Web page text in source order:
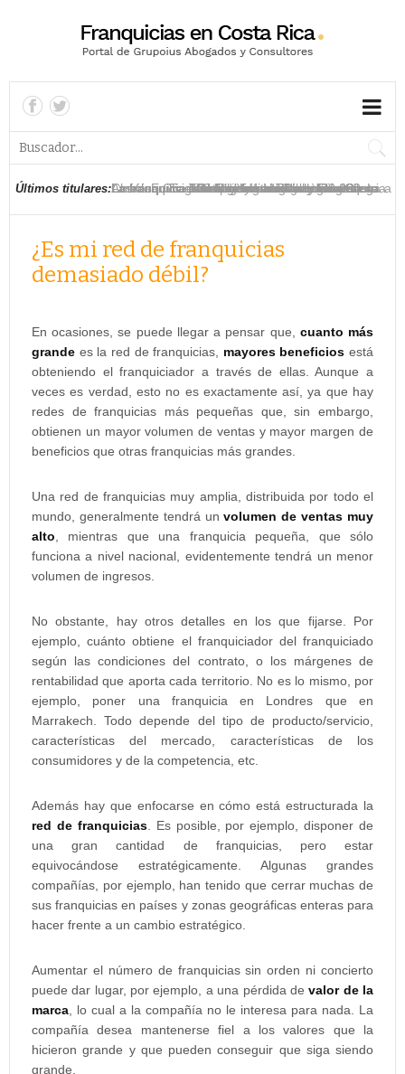
Últimos titulares:La franquicia asiática Ximi Vogue llega a Costa
American Eagle inaugura su segunda franquicia
La franquicia The Children’s Place inaugura su
Las franquicias han generado hasta 30.000
La franquicia TGI Friday’s se relanza en Costa
Chuck E Cheese’s planea abrir tres locales
La franquicia estadounidense Nikky abre su
La franquicia 100 Montaditos se estrena en
La franquicia de moda infantil Baby Fresh llega a
La franquicia Lizarrán llega a Costa Rica
¿Es mi red de franquicias
demasiado débil?
En ocasiones, se puede llegar a pensar que, cuanto más
grande es la red de franquicias, mayores beneficios está
obteniendo el franquiciador a través de ellas. Aunque a
veces es verdad, esto no es exactamente así, ya que hay
redes de franquicias más pequeñas que, sin embargo,
obtienen un mayor volumen de ventas y mayor margen de
beneficios que otras franquicias más grandes.
Una red de franquicias muy amplia, distribuida por todo el
mundo, generalmente tendrá unvolumen de ventas muy
alto , mientras que una franquicia pequeña, que sólo
funciona a nivel nacional, evidentemente tendrá un menor
volumen de ingresos.
No obstante, hay otros detalles en los que fijarse. Por
ejemplo, cuánto obtiene el franquiciador del franquiciado
según las condiciones del contrato, o los márgenes de
rentabilidad que aporta cada territorio. No es lo mismo, por
ejemplo, poner una franquicia en Londres que en
Marrakech. Todo depende del tipo de producto/servicio,
características del mercado, características de los
consumidores y de la competencia, etc.
Además hay que enfocarse en cómo está estructurada la
red de franquicias. Es posible, por ejemplo, disponer de
una gran cantidad de franquicias, pero estar
equivocándose estratégicamente. Algunas grandes
compañías, por ejemplo, han tenido que cerrar muchas de
sus franquicias en países y zonas geográficas enteras para
hacer frente a un cambio estratégico.
Aumentar el número de franquicias sin orden ni concierto
puede dar lugar, por ejemplo, a una pérdida devalor de la
marca , lo cual a la compañía no le interesa para nada. La
compañía desea mantenerse fiel a los valores que la
hicieron grande y que pueden conseguir que siga siendo
grande.